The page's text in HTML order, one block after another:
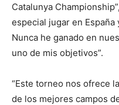
Catalunya
especial jugar en
Nunca he ganado en
uno de mis objetivos”.
“Este torneo nos ofrece
de los mejores campos